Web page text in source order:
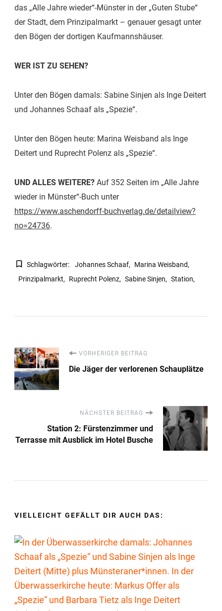
das „Alle Jahre wieder“-Münster in der „Guten Stube“
der Stadt, dem Prinzipalmarkt – genauer gesagt unter
den Bögen der dortigen Kaufmannshäuser.
WER IST ZU SEHEN?
Unter den Bögen damals: Sabine Sinjen als Inge Deitert
und Johannes Schaaf als „Spezie“.
Unter den Bögen heute: Marina Weisband als Inge
Deitert und Ruprecht Polenz als „Spezie“.
UND ALLES WEITERE? Auf 352 Seiten im „Alle Jahre
wieder in Münster“-Buch unter
https://www.aschendorff-buchverlag.de/detailview?
no=24736.
Schlagwörter: Johannes Schaaf
Marina Weisband
Prinzipalmarkt
Ruprecht Polenz Sabine Sinjen Station
Beitragsnavigation
VORHERIGER BEITRAG
Die Jäger der verlorenen Schauplätze
NÄCHSTER BEITRAG
Station 2: Fürstenzimmer und
Terrasse mit Ausblick im Hotel Busche
VIELLEICHT GEFÄLLT DIR AUCH DAS: